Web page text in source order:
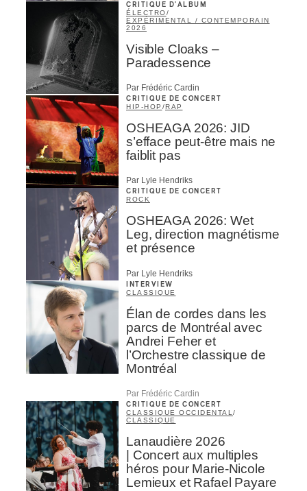
CRITIQUE D'ALBUM
ÉLECTRO/
EXPÉRIMENTAL / CONTEMPORAIN
2026
Visible Cloaks –
Paradessence
Par Frédéric Cardin
CRITIQUE DE CONCERT
HIP-HOP /RAP
OSHEAGA 2026: JID
s’efface peut-être mais ne
faiblit pas
Par Lyle Hendriks
CRITIQUE DE CONCERT
ROCK
OSHEAGA 2026: Wet
Leg, direction magnétisme
et présence
Par Lyle Hendriks
INTERVIEW
CLASSIQUE
Élan de cordes dans les
parcs de Montréal avec
Andrei Feher et
l’Orchestre classique de
Montréal
Par Frédéric Cardin
CRITIQUE DE CONCERT
CLASSIQUE OCCIDENTAL/
CLASSIQUE
Lanaudière 2026
| Concert aux multiples
héros pour Marie-Nicole
Lemieux et Rafael Payare